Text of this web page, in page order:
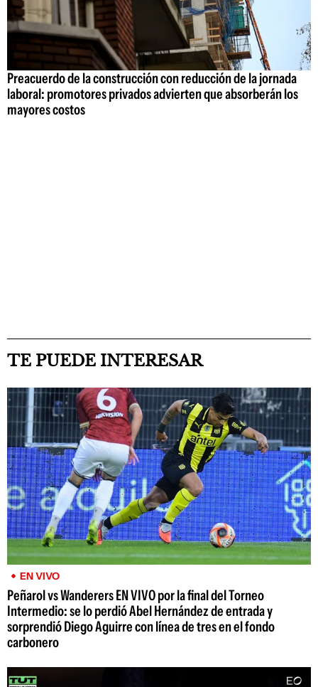
Preacuerdo de la construcción con reducción de la jornada
laboral: promotores privados advierten que absorberán los
mayores costos
TE PUEDE INTERESAR
EN VIVO
Peñarol vs Wanderers EN VIVO por la final del Torneo
Intermedio: se lo perdió Abel Hernández de entrada y
sorprendió Diego Aguirre con línea de tres en el fondo
carbonero